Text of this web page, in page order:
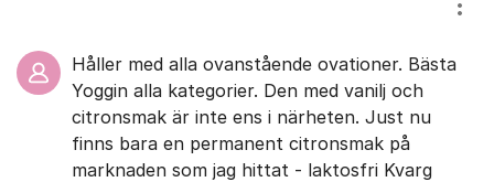
Håller med alla ovanstående ovationer. Bästa
Yoggin alla kategorier. Den med vanilj och
citronsmak är inte ens i närheten. Just nu
finns bara en permanent citronsmak på
marknaden som jag hittat - laktosfri Kvarg